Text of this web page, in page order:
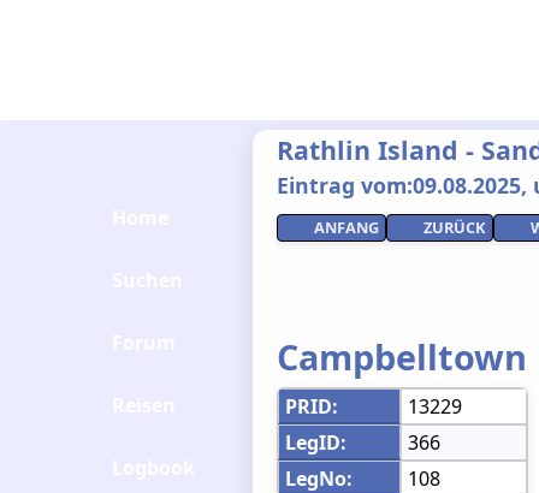
Rathlin Island -
Eintrag vom:09.08.2025,
ANFANG ZURÜCK
Campbelltown
PRID:
13229
LegID:
366
LegNo:
108